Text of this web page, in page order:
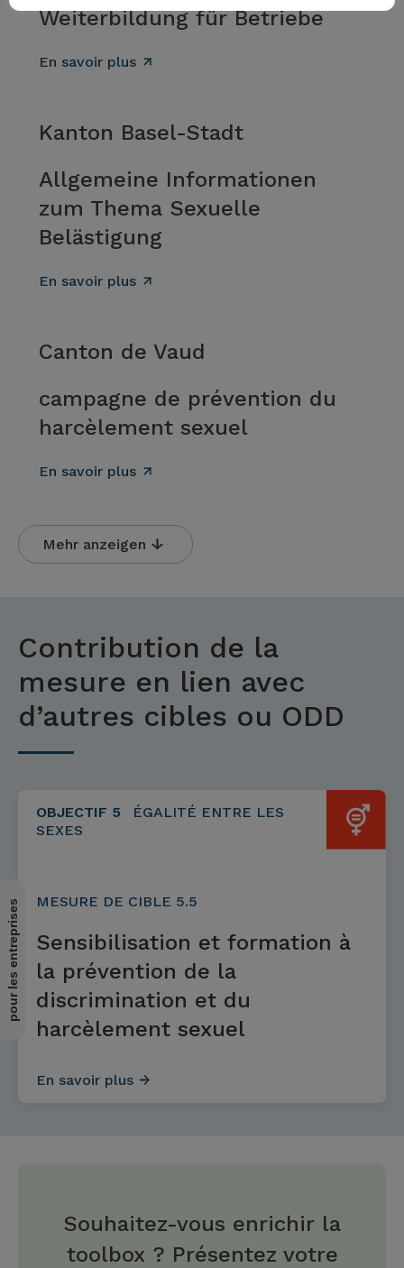
Weiterbildung für Betriebe
En savoir plus
Kanton Basel-Stadt
Allgemeine Informationen
zum Thema Sexuelle
Belästigung
En savoir plus
Canton de Vaud
campagne de prévention du
harcèlement sexuel
En savoir plus
Mehr anzeigen
Contribution de la
mesure en lien avec
d’autres cibles ou ODD
OBJECTIF 5
ÉGALITÉ ENTRE LES
SEXES
MESURE DE CIBLE 5.5
Sensibilisation et formation à
la prévention de la
discrimination et du
harcèlement sexuel
En savoir plus
Souhaitez-vous enrichir la
toolbox ? Présentez votre
pour les entreprises